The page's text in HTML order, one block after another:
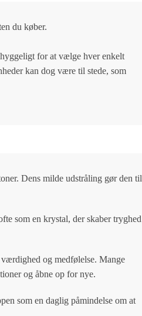
du køber.
for at vælge hver enkelt
kan dog være til stede, som
Dens milde udstråling gør den til
som en krystal, der skaber tryghed
og medfølelse. Mange
og åbne op for nye.
som en daglig påmindelse om at